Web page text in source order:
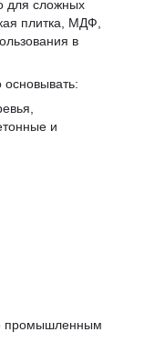
для сложных
плитка, МДФ,
в
и
промышленным